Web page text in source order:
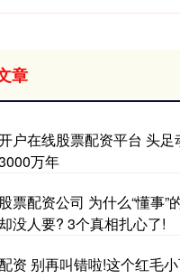
章
户在线股票配资平台 头足
万年
票配资公司 为什么“懂事”
没人要? 3个真相扎心了!
资 别再叫错啦!这个红毛